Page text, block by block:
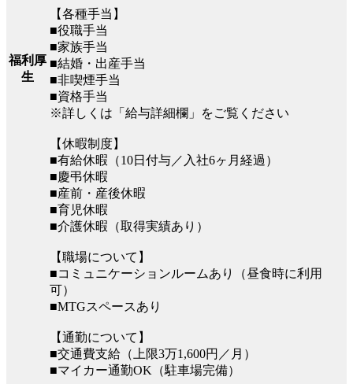
福利厚
生
【各種手当】
■役職手当
■家族手当
■結婚・出産手当
■非喫煙手当
■資格手当
※詳しくは「給与詳細欄」をご覧ください
【休暇制度】
■有給休暇（10日付与／入社6ヶ月経過）
■慶弔休暇
■産前・産後休暇
■育児休暇
■介護休暇（取得実績あり）
【職場について】
■コミュニケーションルームあり（昼食時に利用
可）
■MTGスペースあり
【通勤について】
■交通費支給（上限3万1,600円／月）
■マイカー通勤OK（駐車場完備）